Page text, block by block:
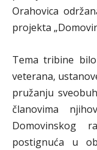
Orahovica
projekta
Tema tribine
veterana,
pružanju
članovima
Domovinskog
postignuća u